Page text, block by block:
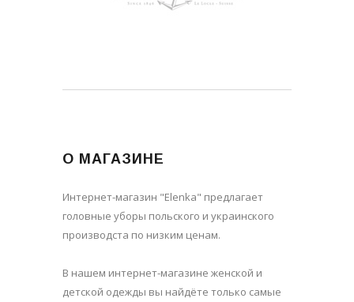
О МАГАЗИНЕ
Интернет-магазин "Elenka" предлагает
головные уборы польского и украинского
производста по низким ценам.
В нашем интернет-магазине женской и
детской одежды вы найдёте только самые